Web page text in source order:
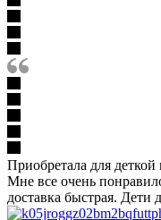
Приобретала для
Мне все очень
доставка быстрая. Дети